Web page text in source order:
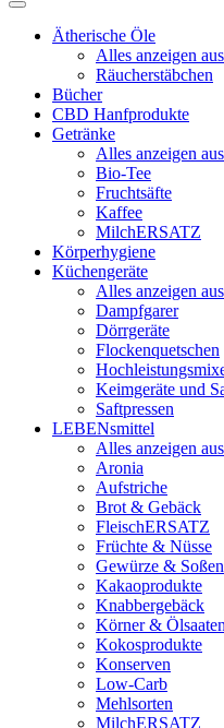
Ätherische Öle
Alles anzeigen
Räucherstäbchen
Bücher
CBD Hanfprodukte
Getränke
Alles anzeigen
Bio-Tee
Fruchtsäfte
Kaffee
MilchERSATZ
Körperhygiene
Küchengeräte
Alles anzeigen
Dampfgarer
Dörrgeräte
Flockenquetschen
Keimgeräte und
Saftpressen
LEBENsmittel
Alles anzeigen
Aronia
Aufstriche
Brot & Gebäck
FleischERSATZ
Früchte & Nüsse
Gewürze & Soßen
Kakaoprodukte
Knabbergebäck
Körner & Ölsaaten
Kokosprodukte
Konserven
Low-Carb
Mehlsorten
MilchERSATZ